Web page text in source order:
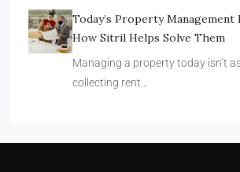
Today’s Property
How Sitril Helps Solve Them
Managing a property today isn’t
collecting rent…